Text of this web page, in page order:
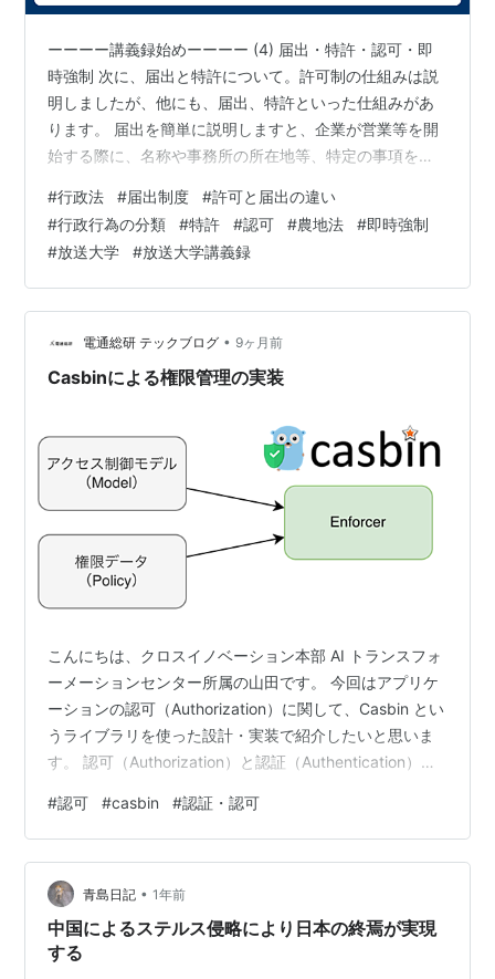
ーーーー講義録始めーーーー (4) 届出・特許・認可・即
時強制 次に、届出と特許について。許可制の仕組みは説
明しましたが、他にも、届出、特許といった仕組みがあ
ります。 届出を簡単に説明しますと、企業が営業等を開
始する際に、名称や事務所の所在地等、特定の事項を行
って、その通知のことを届出というふうに言います。適
切な届出をしないと、また行政罰を受けることがある。
この届出の仕組みといいますのは、人々の活動内容につ
いて、行政機関が情報を把握するための仕組みであると
いうことでして、具体的には、営業を実施する前に届出
をして、行政庁に、これこれこういう活動…
#行政法 #届出制度 #許可と届出の違い
#行政行為の分類 #特許 #認可 #農地法 #即時強制
#放送大学 #放送大学講義録
電通総研 テックブログ • 9ヶ月前
Casbinによる権限管理の実装
こんにちは、クロスイノベーション本部 AI トランスフォ
ーメーションセンター所属の山田です。 今回はアプリケ
ーションの認可（Authorization）に関して、Casbin とい
うライブラリを使った設計・実装で紹介したいと思いま
す。 認可（Authorization）と認証（Authentication）に
（Authorization）と認証（Authentication）の違いにつ
いて再確認しておきます。 認可（Authorization）は認証
（Authentication）と混同されがちですが、区別して考え
るのが重要です。 アプリケーションの認…
#認可 #casbin #認証・認可
青島日記 • 1年前
中国によるステルス侵略により日本の終焉が実現
する